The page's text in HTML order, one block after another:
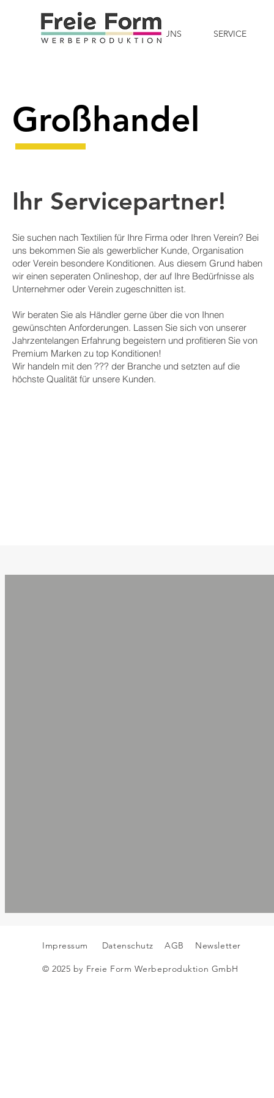
START ÜBER UNS SERVICE
Großhandel
Ihr Servicepartner!
Sie suchen nach Textilien für Ihre Firma oder Ihren Verein? Bei
uns bekommen Sie als gewerblicher Kunde, Organisation
oder Verein besondere Konditionen. Aus diesem Grund haben
wir einen seperaten Onlineshop, der auf Ihre Bedürfnisse als
Unternehmer oder Verein zugeschnitten ist.
Wir beraten Sie als Händler gerne über die von Ihnen
gewünschten Anforderungen. Lassen Sie sich von unserer
Jahrzentelangen Erfahrung begeistern und profitieren Sie von
Premium Marken zu top Konditionen!
Wir handeln mit den ??? der Branche und setzten auf die
höchste Qualität für unsere Kunden.
Impressum Datenschutz AGB Newsletter
© 2025 by Freie Form Werbeproduktion GmbH